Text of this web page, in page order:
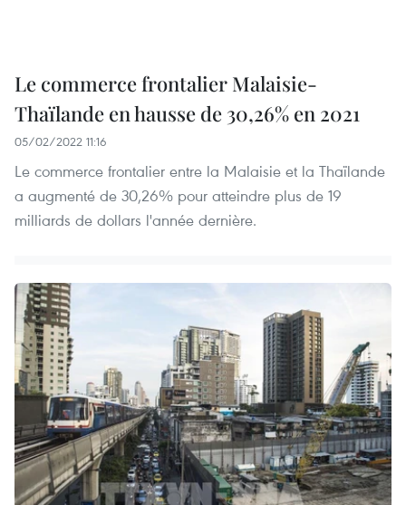
Le commerce frontalier Malaisie-
Thaïlande en hausse de 30,26% en 2021
05/02/2022 11:16
Le commerce frontalier entre la Malaisie et la Thaïlande
a augmenté de 30,26% pour atteindre plus de 19
milliards de dollars l'année dernière.